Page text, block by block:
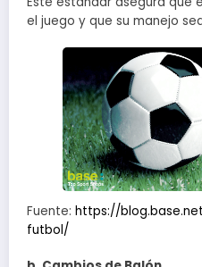
el juego y que su manejo
Fuente: https://
futbol/